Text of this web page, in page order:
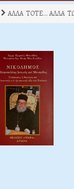
ΑΛΛΑ ΤΟΤΕ... ΑΛΛΑ